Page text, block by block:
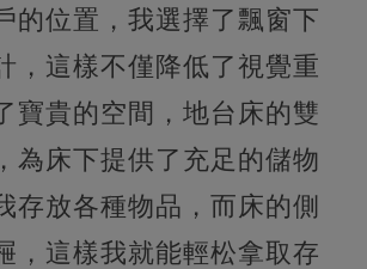
的位置，我選擇了飄窗下
，這樣不僅降低了視覺重
寶貴的空間，地台床的雙
為床下提供了充足的儲物
存放各種物品，而床的側
，這樣我就能輕松拿取存